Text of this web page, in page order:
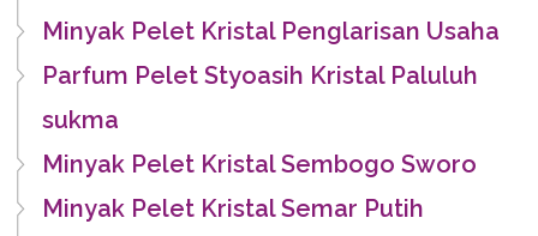
Minyak Pelet Kristal Penglarisan Usaha
Parfum Pelet Styoasih Kristal Paluluh
sukma
Minyak Pelet Kristal Sembogo Sworo
Minyak Pelet Kristal Semar Putih